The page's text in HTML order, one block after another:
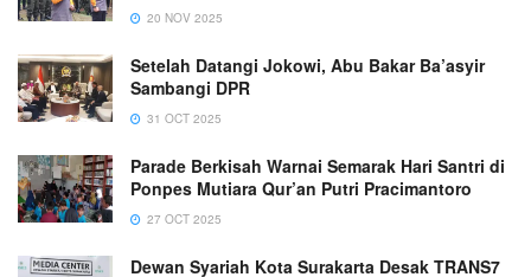
20 NOV 2025
Setelah Datangi Jokowi, Abu Bakar Ba’asyir
Sambangi DPR
31 OCT 2025
Parade Berkisah Warnai Semarak Hari Santri di
Ponpes Mutiara Qur’an Putri Pracimantoro
27 OCT 2025
Dewan Syariah Kota Surakarta Desak TRANS7